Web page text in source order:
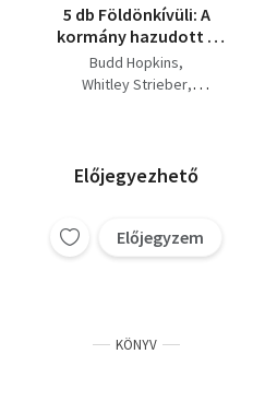
5 db Földönkívüli: A
kormány hazudott +
Betolakodók +
Eggyéválás +
Budd Hopkins
Whitley Strieber
Előjegyezhető
Előjegyzem
KÖNYV